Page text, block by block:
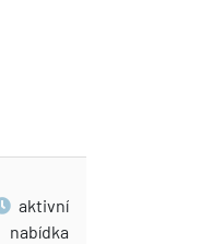
aktivní
nabídka